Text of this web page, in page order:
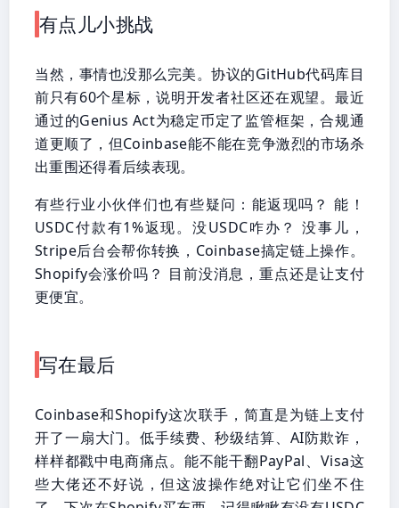
有点儿小挑战
当然，事情也没那么完美。协议的GitHub代码库目
前只有60个星标，说明开发者社区还在观望。最近
通过的Genius Act为稳定币定了监管框架，合规通
道更顺了，但Coinbase能不能在竞争激烈的市场杀
出重围还得看后续表现。
有些行业小伙伴们也有些疑问：能返现吗？ 能！
USDC付款有1%返现。没USDC咋办？ 没事儿，
Stripe后台会帮你转换，Coinbase搞定链上操作。
Shopify会涨价吗？ 目前没消息，重点还是让支付
更便宜。
写在最后
Coinbase和Shopify这次联手，简直是为链上支付
开了一扇大门。低手续费、秒级结算、AI防欺诈，
样样都戳中电商痛点。能不能干翻PayPal、Visa这
些大佬还不好说，但这波操作绝对让它们坐不住